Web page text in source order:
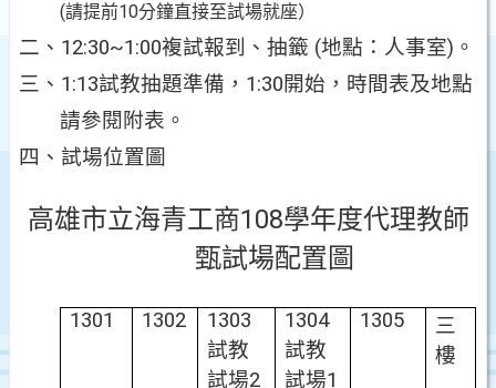
(請提前10分鐘直接至試場就座）
二、 12:30~1:00複試報到、抽籤 (地點：人事室) 。
三、 1:13試教抽題準備， 1:30開始，時間表及地點
請參閱附表。
四、試場位置圖
高雄市立海青工商108學年度代理教師
甄試場配置圖
1301 1302
1303
試教
試場2
1304
試教
試場1
1305
三
樓